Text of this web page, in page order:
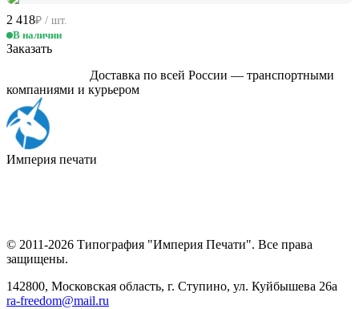
2 418₽ / шт.
В наличии
Заказать
Доставка по всей России — транспортными
компаниями и курьером
Империя печати
© 2011-2026 Типография "Империя Печати". Все права
защищены.
142800, Московская область, г. Ступино, ул. Куйбышева 26а
ra-freedom@mail.ru